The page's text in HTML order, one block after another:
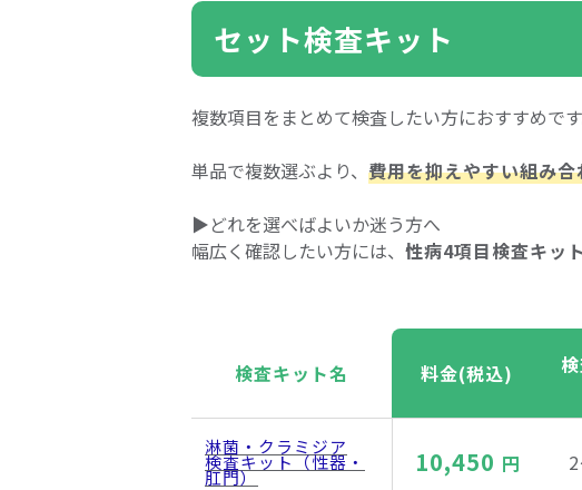
セット検査キット
複数項目をまとめて検査したい方におすすめです
単品で複数選ぶより、 費用を抑えやすい組み
▶どれを選べばよいか迷う方へ
幅広く確認したい方には、 性病4項目検査キッ
検査キット名 料金(税込)
淋菌・クラミジア
検査キット（性器・
肛門） 10,450 円